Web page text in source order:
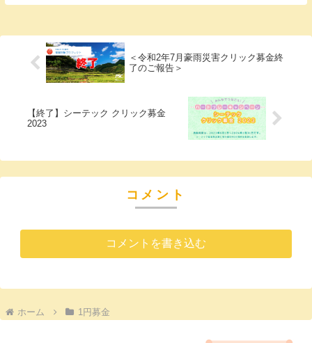
ール、コーフボール、アンプティサッカー
＜令和2年7月豪雨災害クリック募金終
了のご報告＞
【終了】シーテック クリック募金
2023
コメント
コメントを書き込む
ホーム 1円募金